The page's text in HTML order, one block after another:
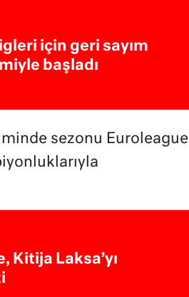
için geri sayım
başladı
sezonu Euroleague
Kitija Laksa’yı